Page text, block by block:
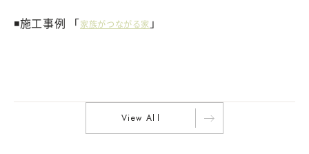
◾️施工事例 「家族がつながる家」
View Al l